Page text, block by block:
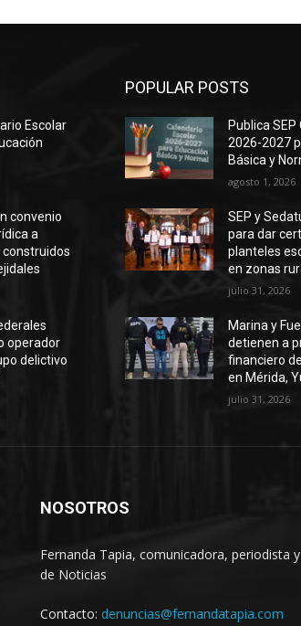
Escolar
convenio
a
operador
delictivo
POPULAR POSTS
Publica
2026-2027
Básica y
agosto 1, 2026
SEP y
para dar
planteles
en zonas
julio 31, 2026
Marina y
detienen a
financiero
en Mérida,
julio 31, 2026
NOSOTROS
Fernanda Tapia, comunicadora, periodista
de Noticias
Contacto: denuncias@fernandatapia.com